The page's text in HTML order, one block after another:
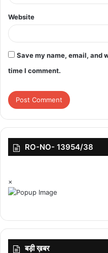
Website
Save my name, email, and
time I comment.
RO-NO- 13954/38
×
बड़ी ख़बर